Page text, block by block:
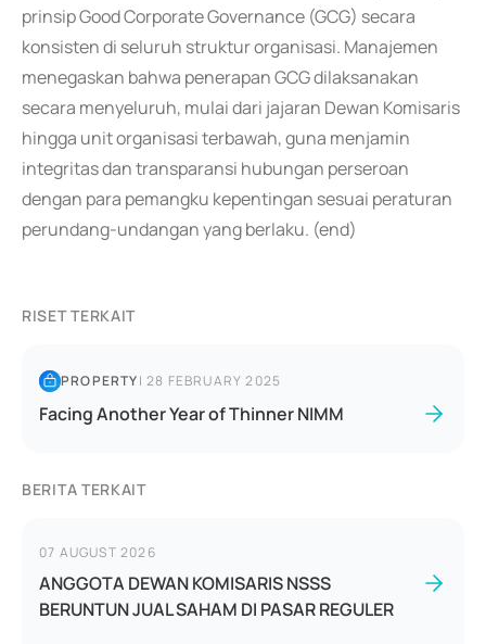
prinsip Good Corporate Governance (GCG) secara
konsisten di seluruh struktur organisasi. Manajemen
menegaskan bahwa penerapan GCG dilaksanakan
secara menyeluruh, mulai dari jajaran Dewan Komisaris
hingga unit organisasi terbawah, guna menjamin
integritas dan transparansi hubungan perseroan
dengan para pemangku kepentingan sesuai peraturan
perundang-undangan yang berlaku. (end)
RISET TERKAIT
PROPERTY|28 FEBRUARY 2025
Facing Another Year of Thinner NIMM
BERITA TERKAIT
07 AUGUST 2026
ANGGOTA DEWAN KOMISARIS NSSS
BERUNTUN JUAL SAHAM DI PASAR REGULER